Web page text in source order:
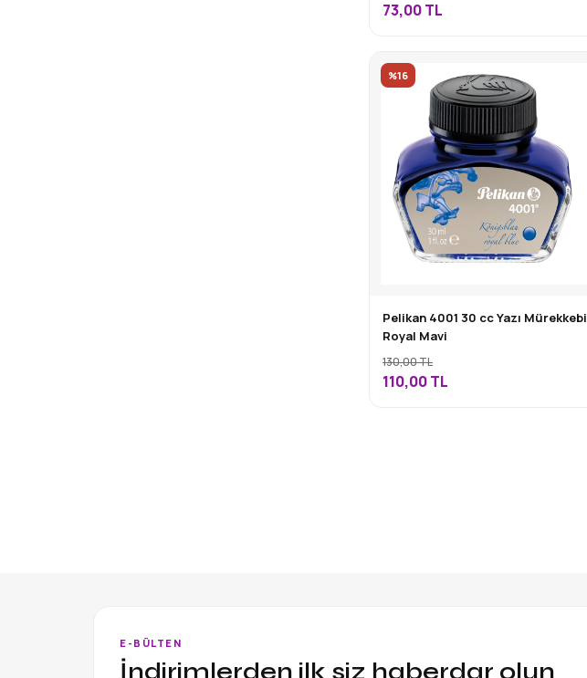
73,00TL
%16
Pelikan 4001 30 cc Yazı Mürekkebi
Royal Mavi
130,00 TL
110,00TL
E-BÜLTEN
İndirimlerden ilk siz haberdar olun